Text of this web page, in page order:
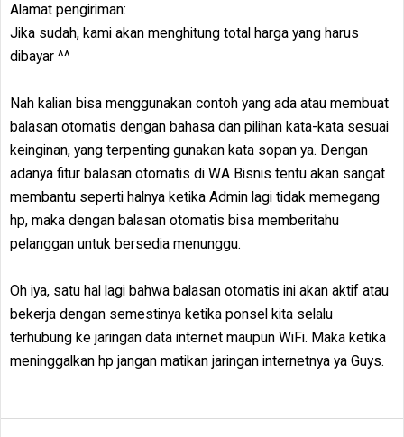
Alamat pengiriman:
Jika sudah, kami akan menghitung total harga yang harus
dibayar ^^
Nah kalian bisa menggunakan contoh yang ada atau membuat
balasan otomatis dengan bahasa dan pilihan kata-kata sesuai
keinginan, yang terpenting gunakan kata sopan ya. Dengan
adanya fitur balasan otomatis di WA Bisnis tentu akan sangat
membantu seperti halnya ketika Admin lagi tidak memegang
hp, maka dengan balasan otomatis bisa memberitahu
pelanggan untuk bersedia menunggu.
Oh iya, satu hal lagi bahwa balasan otomatis ini akan aktif atau
bekerja dengan semestinya ketika ponsel kita selalu
terhubung ke jaringan data internet maupun WiFi. Maka ketika
meninggalkan hp jangan matikan jaringan internetnya ya Guys.